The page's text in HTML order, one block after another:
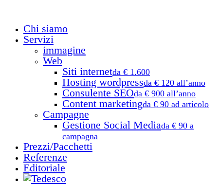
Close
Chi siamo
Servizi
immagine
Web
Siti internetda € 1.600
Hosting wordpressda € 120 all’anno
Consulente SEOda € 900 all’anno
Content marketingda € 90 ad articolo
Campagne
Gestione Social Mediada € 90 a
campagna
Prezzi/Pacchetti
Referenze
Editoriale